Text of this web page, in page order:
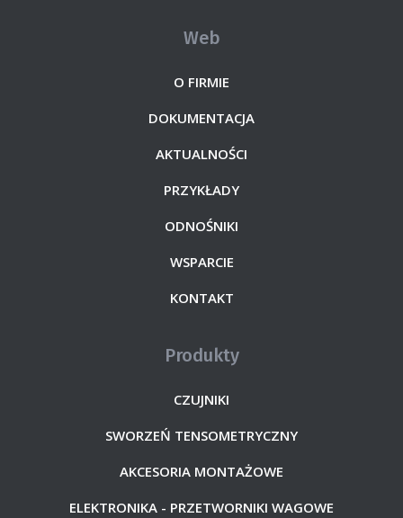
Web
O FIRMIE
DOKUMENTACJA
AKTUALNOŚCI
PRZYKŁADY
ODNOŚNIKI
WSPARCIE
KONTAKT
Produkty
CZUJNIKI
SWORZEŃ TENSOMETRYCZNY
AKCESORIA MONTAŻOWE
ELEKTRONIKA - PRZETWORNIKI WAGOWE